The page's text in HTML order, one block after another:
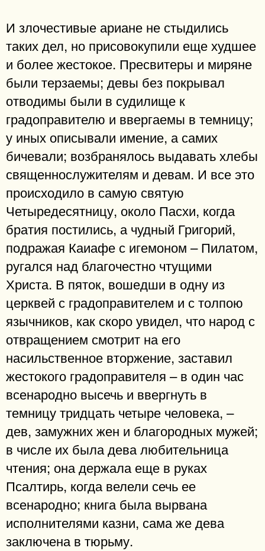
И злочестивые ариане не стыдились
таких дел, но присовокупили еще худшее
и более жестокое. Пресвитеры и миряне
были терзаемы; девы без покрывал
отводимы были в судилище к
градоправителю и ввергаемы в темницу;
у иных описывали имение, а самих
бичевали; возбранялось выдавать хлебы
священнослужителям и девам. И все это
происходило в самую святую
Четыредесятницу, около Пасхи, когда
братия постились, а чудный Григорий,
подражая Каиафе с игемоном – Пилатом,
ругался над благочестно чтущими
Христа. В пяток, вошедши в одну из
церквей с градоправителем и с толпою
язычников, как скоро увидел, что народ с
отвращением смотрит на его
насильственное вторжение, заставил
жестокого градоправителя – в один час
всенародно высечь и ввергнуть в
темницу тридцать четыре человека, –
дев, замужних жен и благородных мужей;
в числе их была дева любительница
чтения; она держала еще в руках
Псалтирь, когда велели сечь ее
всенародно; книга была вырвана
исполнителями казни, сама же дева
заключена в тюрьму.